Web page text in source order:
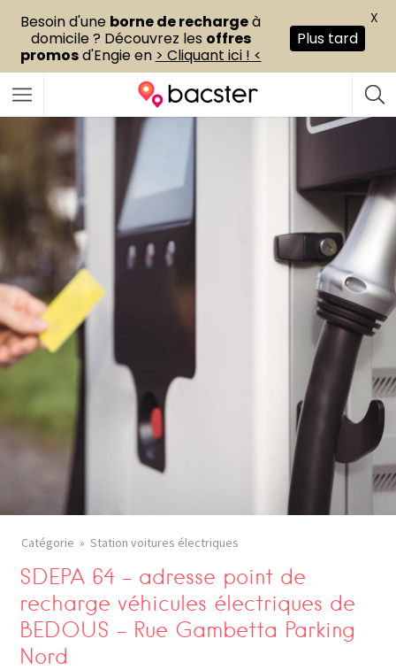
Catégorie Station voitures électriques
SDEPA 64 – adresse point de
recharge véhicules électriques de
BEDOUS – Rue Gambetta Parking
Nord
Besoin d'une borne de rechargeà
domicile ? Découvrez les offres
promosd'Engie en > Cliquant ici ! <
Plus tard
X